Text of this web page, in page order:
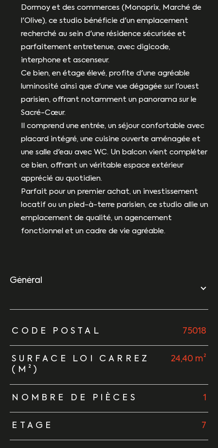
Dormoy et des commerces (Monoprix, Marché de
l'Olive), ce studio bénéficie d'un emplacement
recherché au sein d'une résidence sécurisée et
parfaitement entretenue, avec digicode,
interphone et ascenseur.
Ce bien, en étage élevé, profite d'une agréable
luminosité ainsi que d'une vue dégagée sur l'ouest
parisien, offrant notamment un panorama sur le
Sacré-Cœur.
Il comprend une entrée, un séjour confortable avec
placard intégré, une cuisine ouverte aménagée et
une salle d'eau avec WC. Un balcon vient compléter
ce bien, offrant un véritable espace extérieur
apprécié au quotidien.
Parfait pour un premier achat, un investissement
locatif ou un pied-à-terre parisien, ce studio allie un
emplacement de qualité, un agencement
fonctionnel et un cadre de vie agréable.
général
TRAD_ZEPHYR_Caracteristique TRAD_ZEPHYR_Valeurs
CODE POSTAL 75018
SURFACE LOI CARREZ
(M²)
24,40 m²
NOMBRE DE PIÈCES 1
ETAGE 7